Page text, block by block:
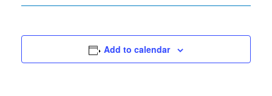
Add to calendar